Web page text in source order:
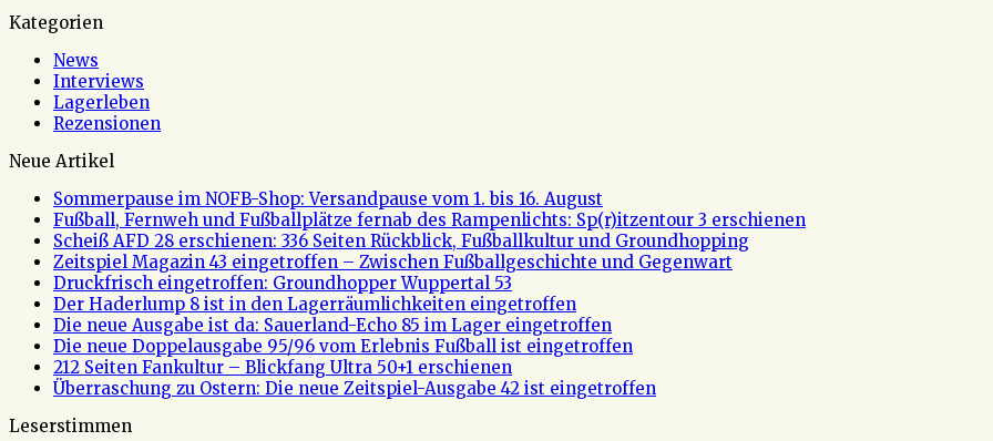
Kategorien
News
Interviews
Lagerleben
Rezensionen
Neue Artikel
Sommerpause im NOFB-Shop: Versandpause vom 1. bis 16. August
Fußball, Fernweh und Fußballplätze fernab des Rampenlichts: Sp(r)itzentour 3 erschienen
Scheiß AFD 28 erschienen: 336 Seiten Rückblick, Fußballkultur und Groundhopping
Zeitspiel Magazin 43 eingetroffen – Zwischen Fußballgeschichte und Gegenwart
Druckfrisch eingetroffen: Groundhopper Wuppertal 53
Der Haderlump 8 ist in den Lagerräumlichkeiten eingetroffen
Die neue Ausgabe ist da: Sauerland-Echo 85 im Lager eingetroffen
Die neue Doppelausgabe 95/96 vom Erlebnis Fußball ist eingetroffen
212 Seiten Fankultur – Blickfang Ultra 50+1 erschienen
Überraschung zu Ostern: Die neue Zeitspiel-Ausgabe 42 ist eingetroffen
Leserstimmen